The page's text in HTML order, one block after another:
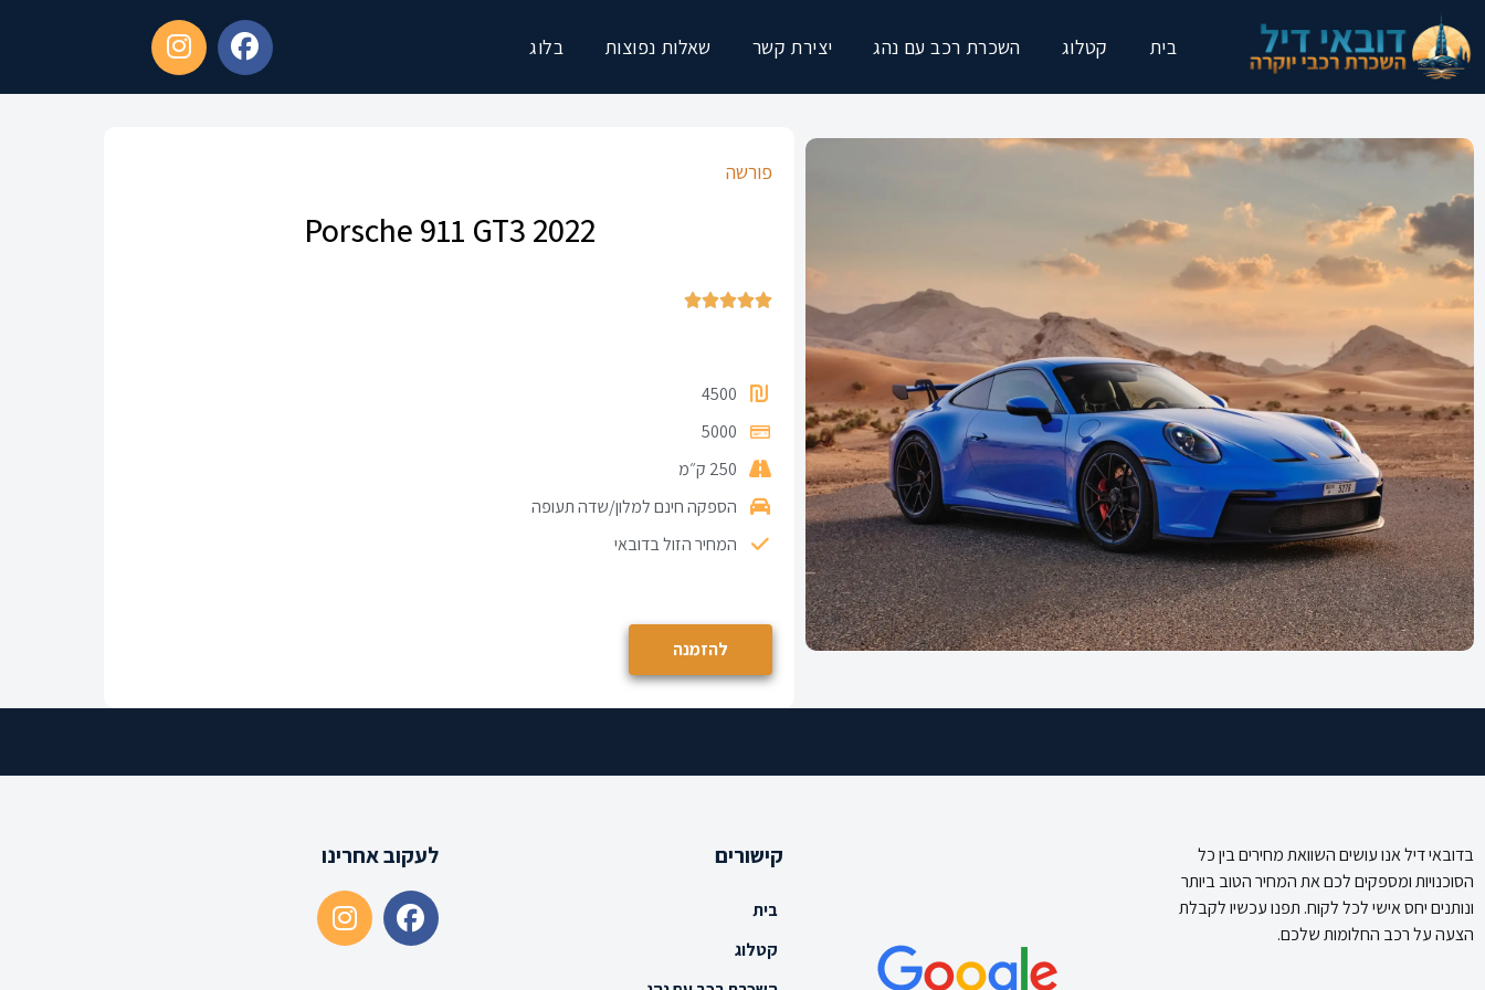
בית קטלוג השכרת רכב עם נהג יצירת קשר שאלות נפוצות בלוג
פורשה
Porsche 911 GT3 2022





4500
5000
250 ק״מ
הספקה חינם למלון/שדה תעופה
המחיר הזול בדובאי
להזמנה
בדובאי דיל אנו עושים השוואת מחירים בין כל
הסוכנויות ומספקים לכם את המחיר הטוב ביותר
ונותנים יחס אישי לכל לקוח. תפנו עכשיו לקבלת
הצעה על רכב החלומות שלכם.
קישורים
בית
קטלוג
לעקוב אחרינו